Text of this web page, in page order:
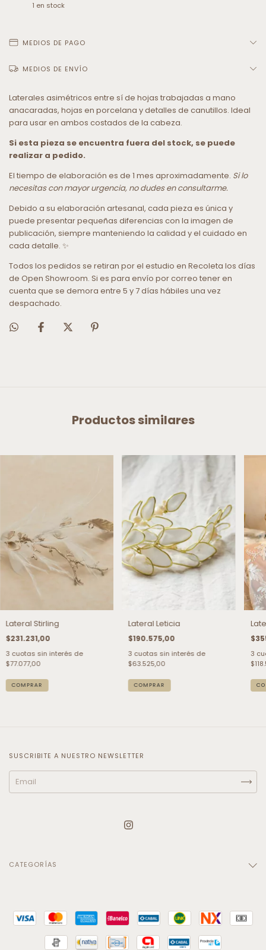
1 en stock
MEDIOS DE PAGO
MEDIOS DE ENVÍO
Laterales asimétricos entre sí de hojas trabajadas a mano
anacaradas, hojas en porcelana y detalles de canutillos. Ideal
para usar en ambos costados de la cabeza.
Si esta pieza se encuentra fuera del stock, se puede
realizar a pedido.
El tiempo de elaboración es de 1 mes aproximadamente. Si lo
necesitas con mayor urgencia, no dudes en consultarme.
Debido a su elaboración artesanal, cada pieza es única y
puede presentar pequeñas diferencias con la imagen de
publicación, siempre manteniendo la calidad y el cuidado en
cada detalle. ✨
Todos los pedidos se retiran por el estudio en Recoleta los días
de Open Showroom. Si es para envío por correo tener en
cuenta que se demora entre 5 y 7 días hábiles una vez
despachado.
Productos similares
Lateral Stirling
$231.231,00
3 cuotas sin interés de
$77.077,00
Lateral Leticia
$190.575,00
3 cuotas sin interés de
$63.525,00
3
SUSCRIBITE A NUESTRO NEWSLETTER
CATEGORÍAS